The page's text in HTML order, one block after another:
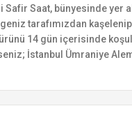
Saat, bünyesinde
tarafımızdan
14 gün içerisinde
İstanbul Ümraniye